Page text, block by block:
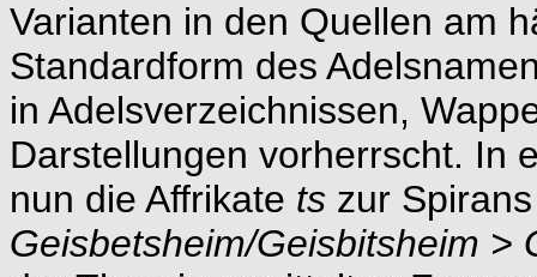
Varianten in den Quellen am
Standardform des
in Adelsverzeichnissen,
Darstellungen vorherrscht. In
nun die Affrikate ts zur
Geisbetsheim/Geisbitsheim